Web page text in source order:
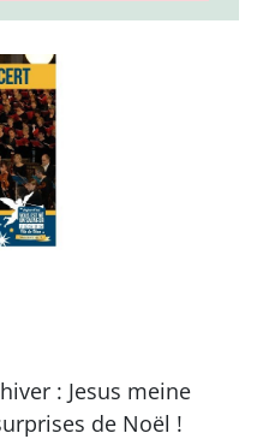
: Jesus meine
de Noël !